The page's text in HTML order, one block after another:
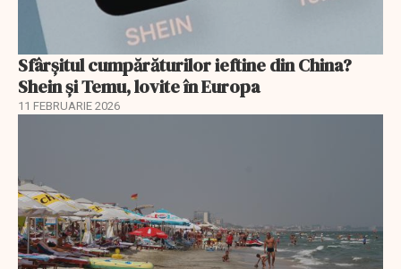
Sfârșitul cumpărăturilor ieftine din China?
Shein și Temu, lovite în Europa
11 FEBRUARIE 2026